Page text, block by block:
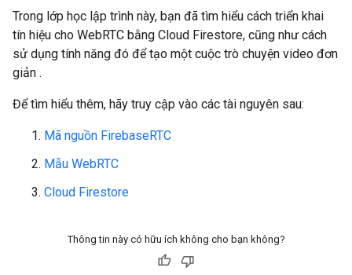
Trong lớp học lập trình này, bạn đã tìm hiểu cách triển khai
tín hiệu cho WebRTC bằng Cloud Firestore, cũng như cách
sử dụng tính năng đó để tạo một cuộc trò chuyện video đơn
giản .
Để tìm hiểu thêm, hãy truy cập vào các tài nguyên sau:
Mã nguồn FirebaseRTC
Mẫu WebRTC
Cloud Firestore
Thông tin này có hữu ích không cho bạn không?